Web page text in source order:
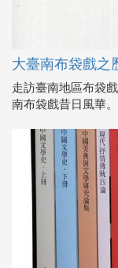
大臺南布袋戲之
走訪臺南地區布袋
南布袋戲昔日風華。